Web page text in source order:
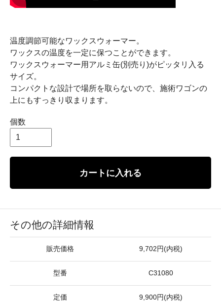
温度調節可能なワックスウォーマー。
ワックスの温度を一定に保つことができます。
ワックスウォーマー用アルミ缶(別売り)がピッタリ入る
サイズ。
コンパクトな設計で場所を取らないので、施術ワゴンの
上にもすっきり収まります。
個数
カートに入れる
その他の詳細情報
販売価格 9,702円(内税)
型番 C31080
定価 9,900円(内税)